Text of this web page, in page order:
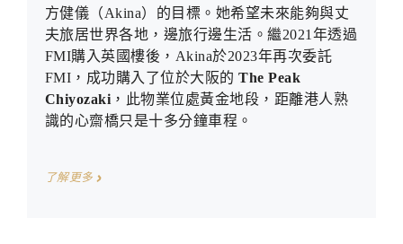
方健儀（Akina）的目標。她希望未來能夠與丈
夫旅居世界各地，邊旅行邊生活。繼2021年透過
FMI購入英國樓後，Akina於2023年再次委託
FMI，成功購入了位於大阪的The Peak
Chiyozaki ，此物業位處黃金地段，距離港人熟
識的心齋橋只是十多分鐘車程 。
了解更多